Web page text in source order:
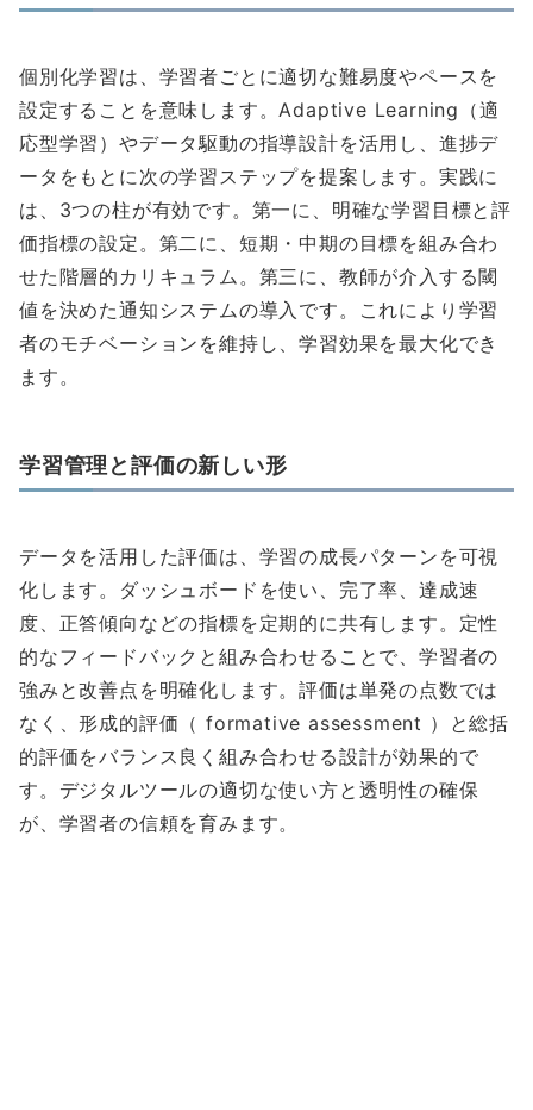
個別化学習は、学習者ごとに適切な難易度やペースを
設定することを意味します。Adaptive Learning（適
応型学習）やデータ駆動の指導設計を活用し、進捗デ
ータをもとに次の学習ステップを提案します。実践に
は、3つの柱が有効です。第一に、明確な学習目標と評
価指標の設定。第二に、短期・中期の目標を組み合わ
せた階層的カリキュラム。第三に、教師が介入する閾
値を決めた通知システムの導入です。これにより学習
者のモチベーションを維持し、学習効果を最大化でき
ます。
学習管理と評価の新しい形
データを活用した評価は、学習の成長パターンを可視
化します。ダッシュボードを使い、完了率、達成速
度、正答傾向などの指標を定期的に共有します。定性
的なフィードバックと組み合わせることで、学習者の
強みと改善点を明確化します。評価は単発の点数では
なく、形成的評価（ formative assessment ）と総括
的評価をバランス良く組み合わせる設計が効果的で
す。デジタルツールの適切な使い方と透明性の確保
が、学習者の信頼を育みます。